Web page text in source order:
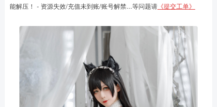
能解压！ - 资源失效/充值未到账/账号解禁...等问题请 《提交工单》